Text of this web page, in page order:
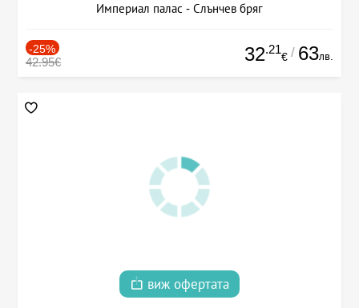
Империал палас - Слънчев бряг
-25%
42.95€ 32.21
€ / 63лв.
виж офертата